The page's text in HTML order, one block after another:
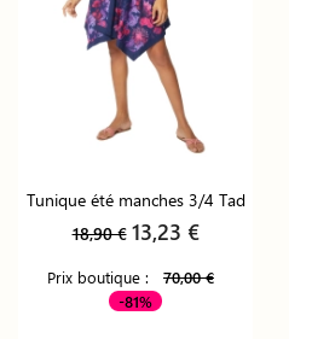
Tunique été manches 3/4 Tad
18,90 € 13,23 €
Prix boutique :
70,00 €
-81%